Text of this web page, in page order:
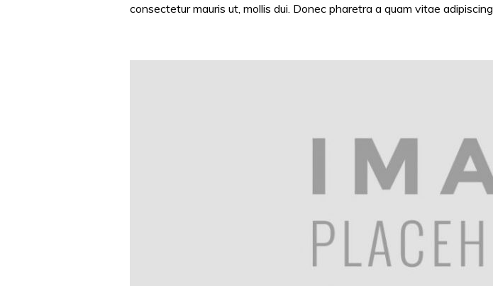
consectetur mauris ut, mollis dui. Donec pharetra a quam vitae adipiscing.